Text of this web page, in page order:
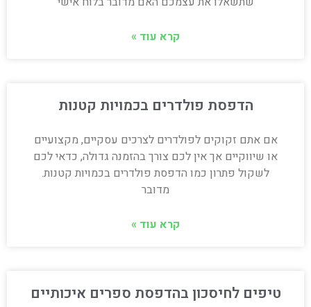
קרא עוד »
הדפסת פולדרים בכמויות קטנות
אם אתם זקוקים לפולדרים לצרכים עסקיים, מקצועיים
או שיווקיים אך אין לכם צורך בהזמנה גדולה, כדאי לכם
לשקול פתרון כמו הדפסת פולדרים בכמויות קטנות.
מדובר
קרא עוד »
טיפים לחיסכון בהדפסת ספרים איכותיים